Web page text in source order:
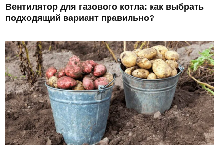
Вентилятор для газового котла: как выбрать
подходящий вариант правильно?